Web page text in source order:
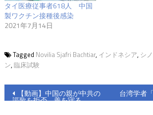
タイ医療従事者618人 中国
製ワクチン接種後感染
2021年7月14日
Tagged Novilia Sjafri Bachtiar, インドネシア, シ
ン, 臨床試験
投 【動画】中国の親が中共の
謳歌を拒否 善を守る
台湾学者